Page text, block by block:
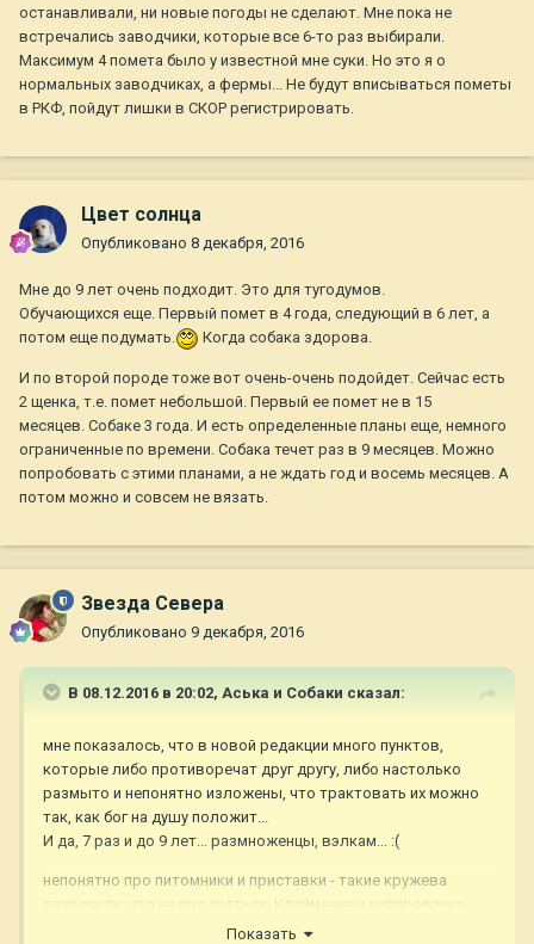
останавливали, ни новые погоды не сделают. Мне пока не
встречались заводчики, которые все 6-то раз выбирали.
Максимум 4 помета было у известной мне суки. Но это я о
нормальных заводчиках, а фермы... Не будут вписываться пометы
в РКФ, пойдут лишки в СКОР регистрировать.
Цвет солнца
Опубликовано 8 декабря, 2016
Мне до 9 лет очень подходит. Это для тугодумов.
Обучающихся еще. Первый помет в 4 года, следующий в 6 лет, а
потом еще подумать.
Когда собака здорова.
И по второй породе тоже вот очень-очень подойдет. Сейчас есть
2 щенка, т.е. помет небольшой. Первый ее помет не в 15
месяцев. Собаке 3 года. И есть определенные планы еще, немного
ограниченные по времени. Собака течет раз в 9 месяцев. Можно
попробовать с этими планами, а не ждать год и восемь месяцев. А
потом можно и совсем не вязать.
Звезда Севера
Опубликовано 9 декабря, 2016
В 08.12.2016 в 20:02, Аська и Собаки сказал:
мне показалось, что в новой редакции много пунктов,
которые либо противоречат друг другу, либо настолько
размыто и непонятно изложены, что трактовать их можно
так, как бог на душу положит...
И да, 7 раз и до 9 лет... размноженцы, вэлкам... :(
непонятно про питомники и приставки - такие кружева
развесили, что не продраться. Клеймение и чипирование -
Показать